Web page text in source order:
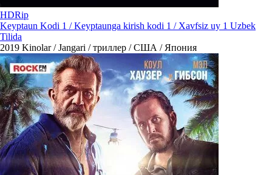
HDRip
Keyptaun Kodi 1 / Keyptaunga kirish kodi 1 / Xavfsiz uy 1 Uzbek
Tilida
2019 Kinolar / Jangari / триллер / США / Япония